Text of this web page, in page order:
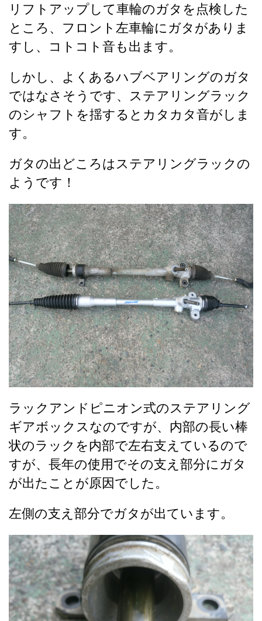
リフトアップして車輪のガタを点検した
ところ、フロント左車輪にガタがありま
すし、コトコト音も出ます。
しかし、よくあるハブベアリングのガタ
ではなさそうです、ステアリングラック
のシャフトを揺するとカタカタ音がしま
す。
ガタの出どころはステアリングラックの
ようです！
ラックアンドピニオン式のステアリング
ギアボックスなのですが、内部の長い棒
状のラックを内部で左右支えているので
すが、長年の使用でその支え部分にガタ
が出たことが原因でした。
左側の支え部分でガタが出ています。